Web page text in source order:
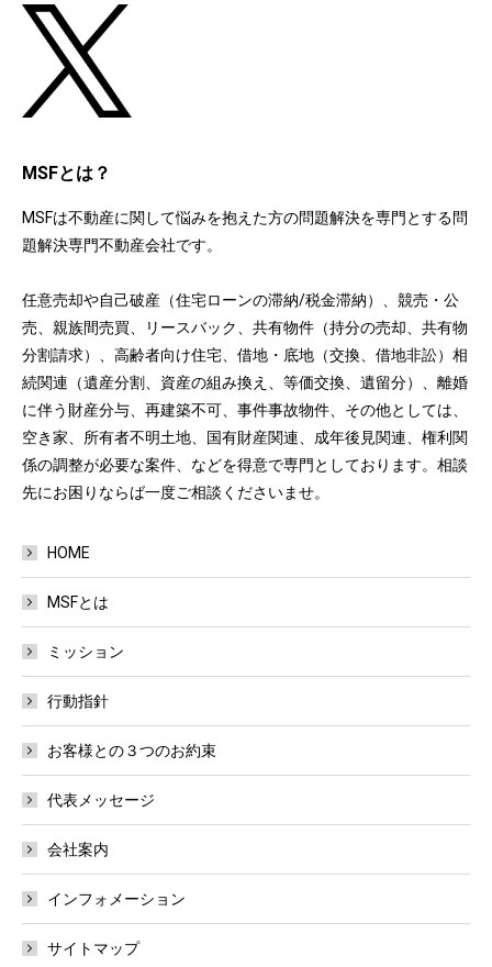
MSFとは？
MSFは不動産に関して悩みを抱えた方の問題解決を専門とする問
題解決専門不動産会社です。
任意売却や自己破産（住宅ローンの滞納/税金滞納）、競売・公
売、親族間売買、リースバック、共有物件（持分の売却、共有物
分割請求）、高齢者向け住宅、借地・底地（交換、借地非訟）相
続関連（遺産分割、資産の組み換え、等価交換、遺留分）、離婚
に伴う財産分与、再建築不可、事件事故物件、その他としては、
空き家、所有者不明土地、国有財産関連、成年後見関連、権利関
係の調整が必要な案件、などを得意で専門としております。相談
先にお困りならば一度ご相談くださいませ。
HOME
MSFとは
ミッション
行動指針
お客様との３つのお約束
代表メッセージ
会社案内
インフォメーション
サイトマップ